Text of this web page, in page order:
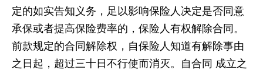
定的如实告知义务，足以影响保险人决定是否同意
承保或者提高保险费率的，保险人有权解除合同。
前款规定的合同解除权，自保险人知道有解除事由
之日起，超过三十日不行使而消灭。自合同 成立之